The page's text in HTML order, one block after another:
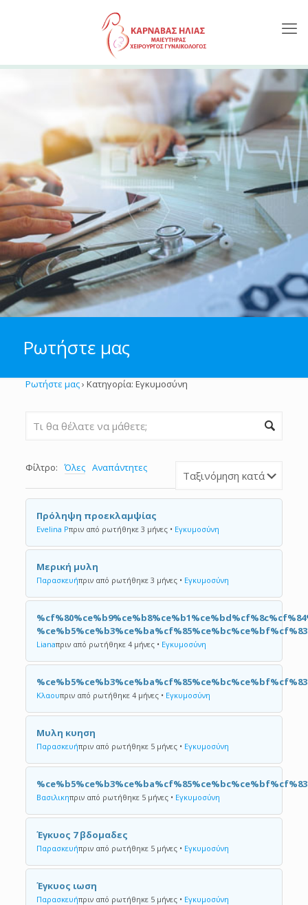
Ρωτήστε μας
Ρωτήστε μας› Κατηγορία: Εγκυμοσύνη
Φίλτρο: Όλες Αναπάντητες
Πρόληψη προεκλαμψίας
Evelina Pπριν από ρωτήθηκε 3 μήνες• Εγκυμοσύνη
Μερική μυλη
Παρασκευήπριν από ρωτήθηκε 3 μήνες• Εγκυμοσύνη
Lianaπριν από ρωτήθηκε 4 μήνες• Εγκυμοσύνη
Κλαουπριν από ρωτήθηκε 4 μήνες• Εγκυμοσύνη
Μυλη κυηση
Παρασκευήπριν από ρωτήθηκε 5 μήνες• Εγκυμοσύνη
Βασιλικηπριν από ρωτήθηκε 5 μήνες• Εγκυμοσύνη
Έγκυος 7 βδομαδες
Παρασκευήπριν από ρωτήθηκε 5 μήνες• Εγκυμοσύνη
Έγκυος ιωση
Παρασκευήπριν από ρωτήθηκε 5 μήνες• Εγκυμοσύνη